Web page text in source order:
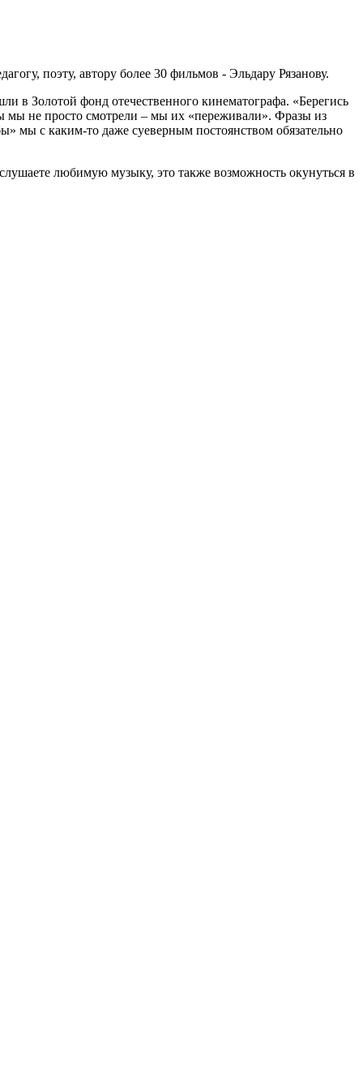
поэту, автору более 30 фильмов - Эльдару Рязанову.
в Золотой фонд отечественного кинематографа. «Берегись
не просто смотрели – мы их «переживали». Фразы из
мы с каким-то даже суеверным постоянством обязательно
любимую музыку, это также возможность окунуться в